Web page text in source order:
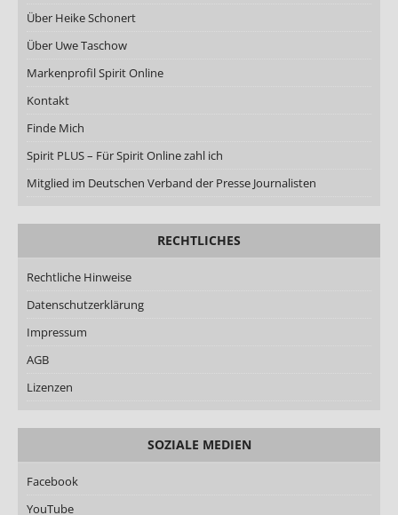
Über Heike Schonert
Über Uwe Taschow
Markenprofil Spirit Online
Kontakt
Finde Mich
Spirit PLUS – Für Spirit Online zahl ich
Mitglied im Deutschen Verband der Presse Journalisten
RECHTLICHES
Rechtliche Hinweise
Datenschutzerklärung
Impressum
AGB
Lizenzen
SOZIALE MEDIEN
Facebook
YouTube